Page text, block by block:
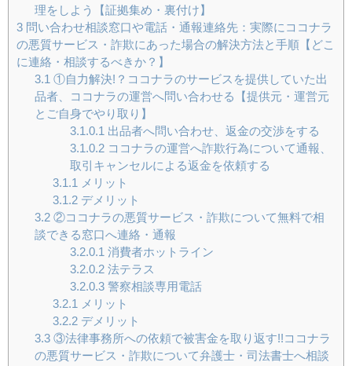
理をしよう【証拠集め・裏付け】
3 問い合わせ相談窓口や電話・通報連絡先：実際にココナラ
の悪質サービス・詐欺にあった場合の解決方法と手順【どこ
に連絡・相談するべきか？】
3.1 ①自力解決!？ココナラのサービスを提供していた出
品者、ココナラの運営へ問い合わせる【提供元・運営元
とご自身でやり取り】
3.1.0.1 出品者へ問い合わせ、返金の交渉をする
3.1.0.2 ココナラの運営へ詐欺行為について通報、
取引キャンセルによる返金を依頼する
3.1.1
メリット
3.1.2デメリット
3.2②ココナラの悪質サービス・詐欺について無料で相
談できる窓口へ連絡・通報
3.2.0.1 消費者ホットライン
3.2.0.2 法テラス
3.2.0.3 警察相談専用電話
3.2.1
メリット
3.2.2デメリット
3.3③法律事務所への依頼で被害金を取り返す!!ココナラ
の悪質サービス・詐欺について弁護士・司法書士へ相談